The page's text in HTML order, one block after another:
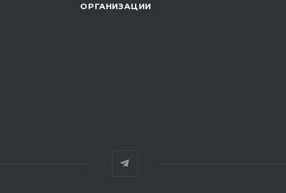
ОРГАНИЗАЦИИ